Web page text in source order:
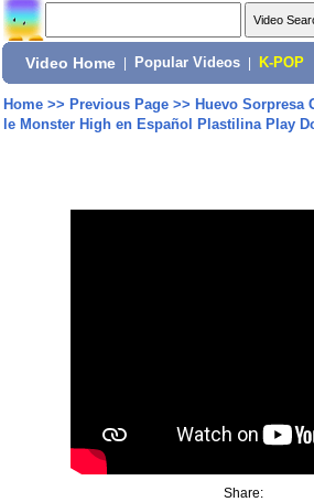
Video Home Popular Videos K-POP
Home>> Previous Page>> Huevo Sorpresa
le Monster High en Español Plastilina Play
Share: